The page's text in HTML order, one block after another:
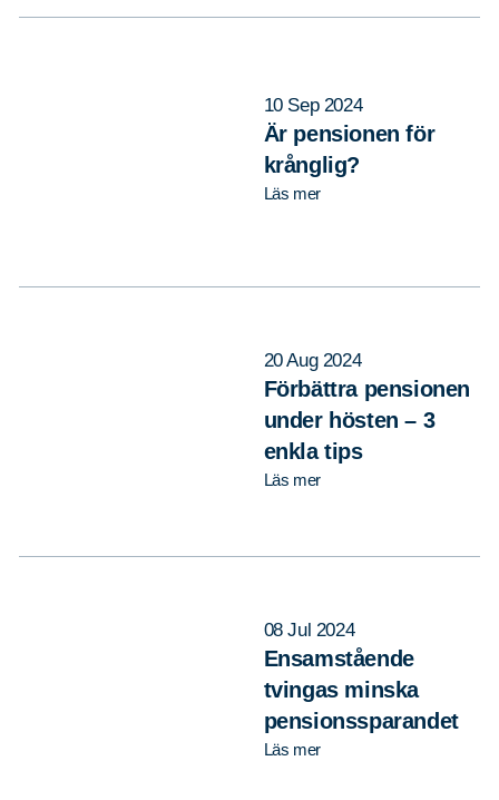
10 Sep 2024
Är pensionen för
krånglig?
Läs mer
20 Aug 2024
Förbättra pensionen
under hösten – 3
enkla tips
Läs mer
08 Jul 2024
Ensamstående
tvingas minska
pensionssparandet
Läs mer